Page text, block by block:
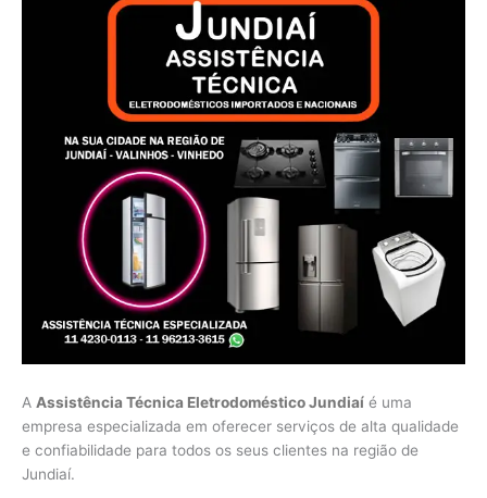
A Assistência Técnica Eletrodoméstico Jundiaí é uma
empresa especializada em oferecer serviços de alta qualidade
e confiabilidade para todos os seus clientes na região de
Jundiaí.